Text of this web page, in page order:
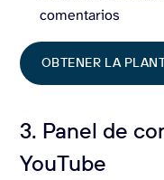
comentarios
OBTENER LA
3. Panel de
YouTube